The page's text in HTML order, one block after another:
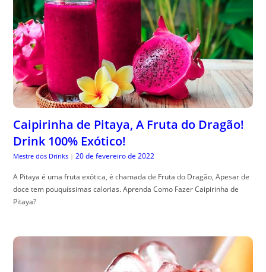
Caipirinha de Pitaya, A Fruta do Dragão!
Drink 100% Exótico!
Mestre dos Drinks | 20 de fevereiro de 2022
A Pitaya é uma fruta exótica, é chamada de Fruta do Dragão, Apesar de
doce tem pouquíssimas calorias. Aprenda Como Fazer Caipirinha de
Pitaya?